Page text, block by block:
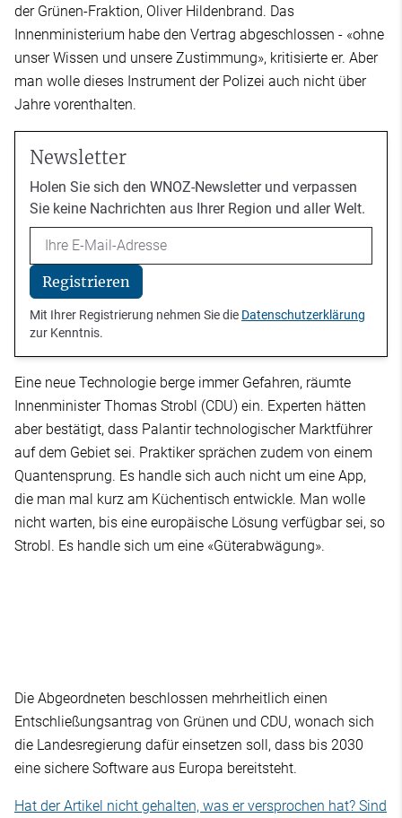
der Grünen-Fraktion, Oliver Hildenbrand. Das
Innenministerium habe den Vertrag abgeschlossen - «ohne
unser Wissen und unsere Zustimmung», kritisierte er. Aber
man wolle dieses Instrument der Polizei auch nicht über
Jahre vorenthalten.
Newsletter
Holen Sie sich den WNOZ-Newsletter und verpassen
Sie keine Nachrichten aus Ihrer Region und aller Welt.
Email
Registrieren
Mit Ihrer Registrierung nehmen Sie die Datenschutzerklärung
zur Kenntnis.
Eine neue Technologie berge immer Gefahren, räumte
Innenminister Thomas Strobl (CDU) ein. Experten hätten
aber bestätigt, dass Palantir technologischer Marktführer
auf dem Gebiet sei. Praktiker sprächen zudem von einem
Quantensprung. Es handle sich auch nicht um eine App,
die man mal kurz am Küchentisch entwickle. Man wolle
nicht warten, bis eine europäische Lösung verfügbar sei, so
Strobl. Es handle sich um eine «Güterabwägung».
Die Abgeordneten beschlossen mehrheitlich einen
Entschließungsantrag von Grünen und CDU, wonach sich
die Landesregierung dafür einsetzen soll, dass bis 2030
eine sichere Software aus Europa bereitsteht.
Hat der Artikel nicht gehalten, was er versprochen hat? Sind